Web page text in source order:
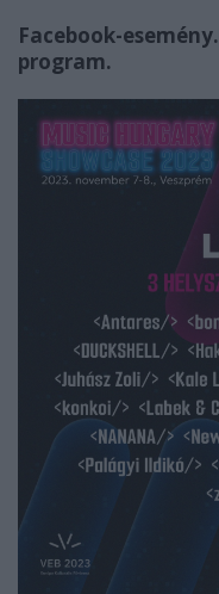
Facebook-esemény.
program.